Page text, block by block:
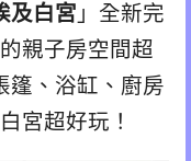
及白宮 」全新完
親子房空間超
篷、浴缸、廚房
宮超好玩！